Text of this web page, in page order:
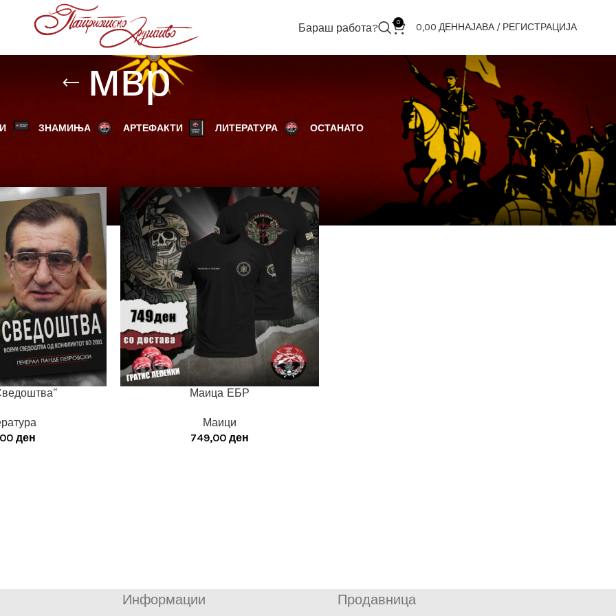
Бараш работа? 0 0,00 ДЕННАЈАВА / РЕГИСТРАЦИЈА
мвр
ЗНАМИЊА АРТЕФАКТИ ЛИТЕРАТУРА ОСТАНАТО
ден
Маица ЕБР
Маици
749,00 ден
Информации Продавница